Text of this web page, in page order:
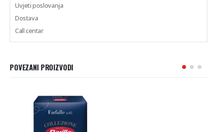
Uvjeti poslovanja
Dostava
Call centar
POVEZANI PROIZVODI